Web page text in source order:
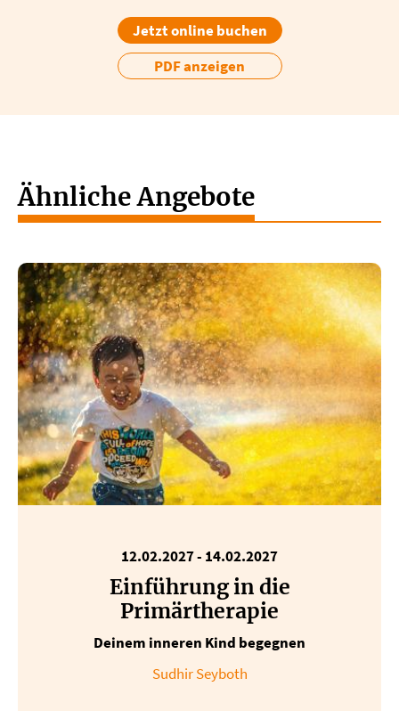
Jetzt online buchen
PDF anzeigen
Ähnliche Angebote
12.02.2027 - 14.02.2027
Einführung in die
Primärtherapie
Deinem inneren Kind begegnen
Sudhir Seyboth